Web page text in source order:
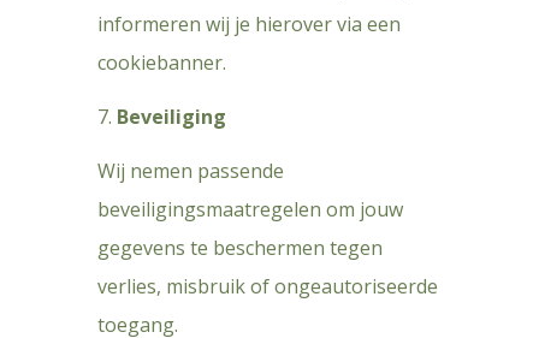
informeren wij je hierover via een
cookiebanner.
Beveiliging
Wij nemen passende
beveiligingsmaatregelen om jouw
gegevens te beschermen tegen
verlies, misbruik of ongeautoriseerde
toegang.